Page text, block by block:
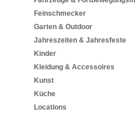
Feinschmecker
Garten & Outdoor
Jahreszeiten & Jahresfeste
Kinder
Kleidung & Accessoires
Kunst
Küche
Locations